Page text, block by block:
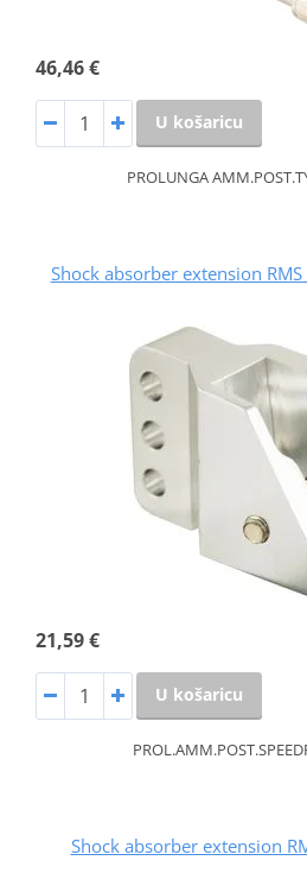
46,46 €
U košaricu
PROLUNGA
Shock absorber extension
21,59 €
U košaricu
Shock absorber extension